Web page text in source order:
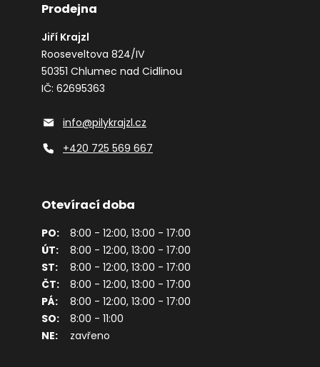
Prodejna
Jiří Krajzl
Rooseveltova 824/IV
50351 Chlumec nad Cidlinou
IČ: 62695363
info@pilykrajzl.cz
+420 725 569 667
Otevírací doba
PO:
8:00 - 12:00, 13:00 - 17:00
ÚT:
8:00 - 12:00, 13:00 - 17:00
ST:
8:00 - 12:00, 13:00 - 17:00
ČT:
8:00 - 12:00, 13:00 - 17:00
PÁ:
8:00 - 12:00, 13:00 - 17:00
SO:
8:00 - 11:00
NE:
zavřeno